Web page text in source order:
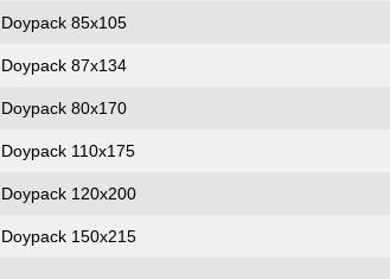
Doypack 85х105
Doypack 87х134
Doypack 80х170
Doypack 110х175
Doypack 120х200
Doypack 150х215